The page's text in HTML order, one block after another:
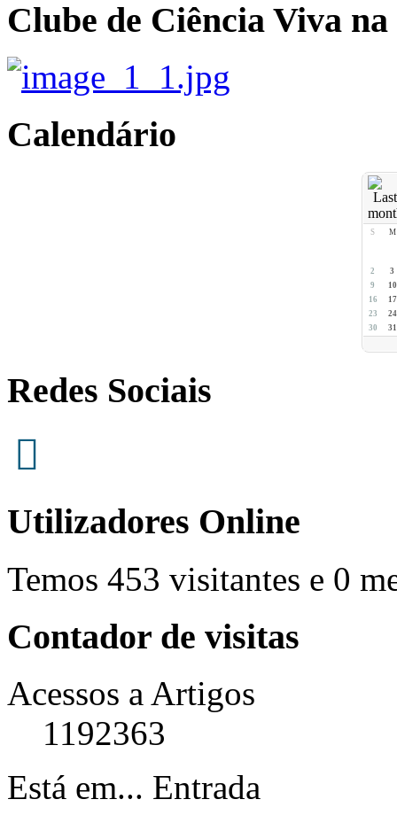
Clube de Ciência Viva
Calendário
S M
2
3
9
10
16
17
23
24
30
31
Redes Sociais
Utilizadores Online
Temos 453 visitantes e 0
Contador de visitas
Acessos a Artigos
1192363
Está em... Entrada